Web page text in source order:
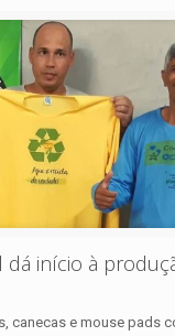
dá início à
canecas e mouse pads